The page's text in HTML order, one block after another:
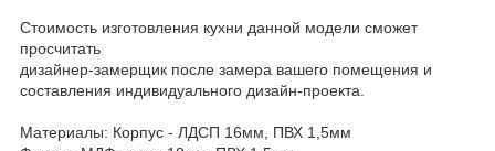
Стоимость изготовления кухни данной модели сможет
просчитать
дизайнер-замерщик после замера вашего помещения и
составления индивидуального дизайн-проекта.
Материалы: Корпус - ЛДСП 16мм, ПВХ 1,5мм